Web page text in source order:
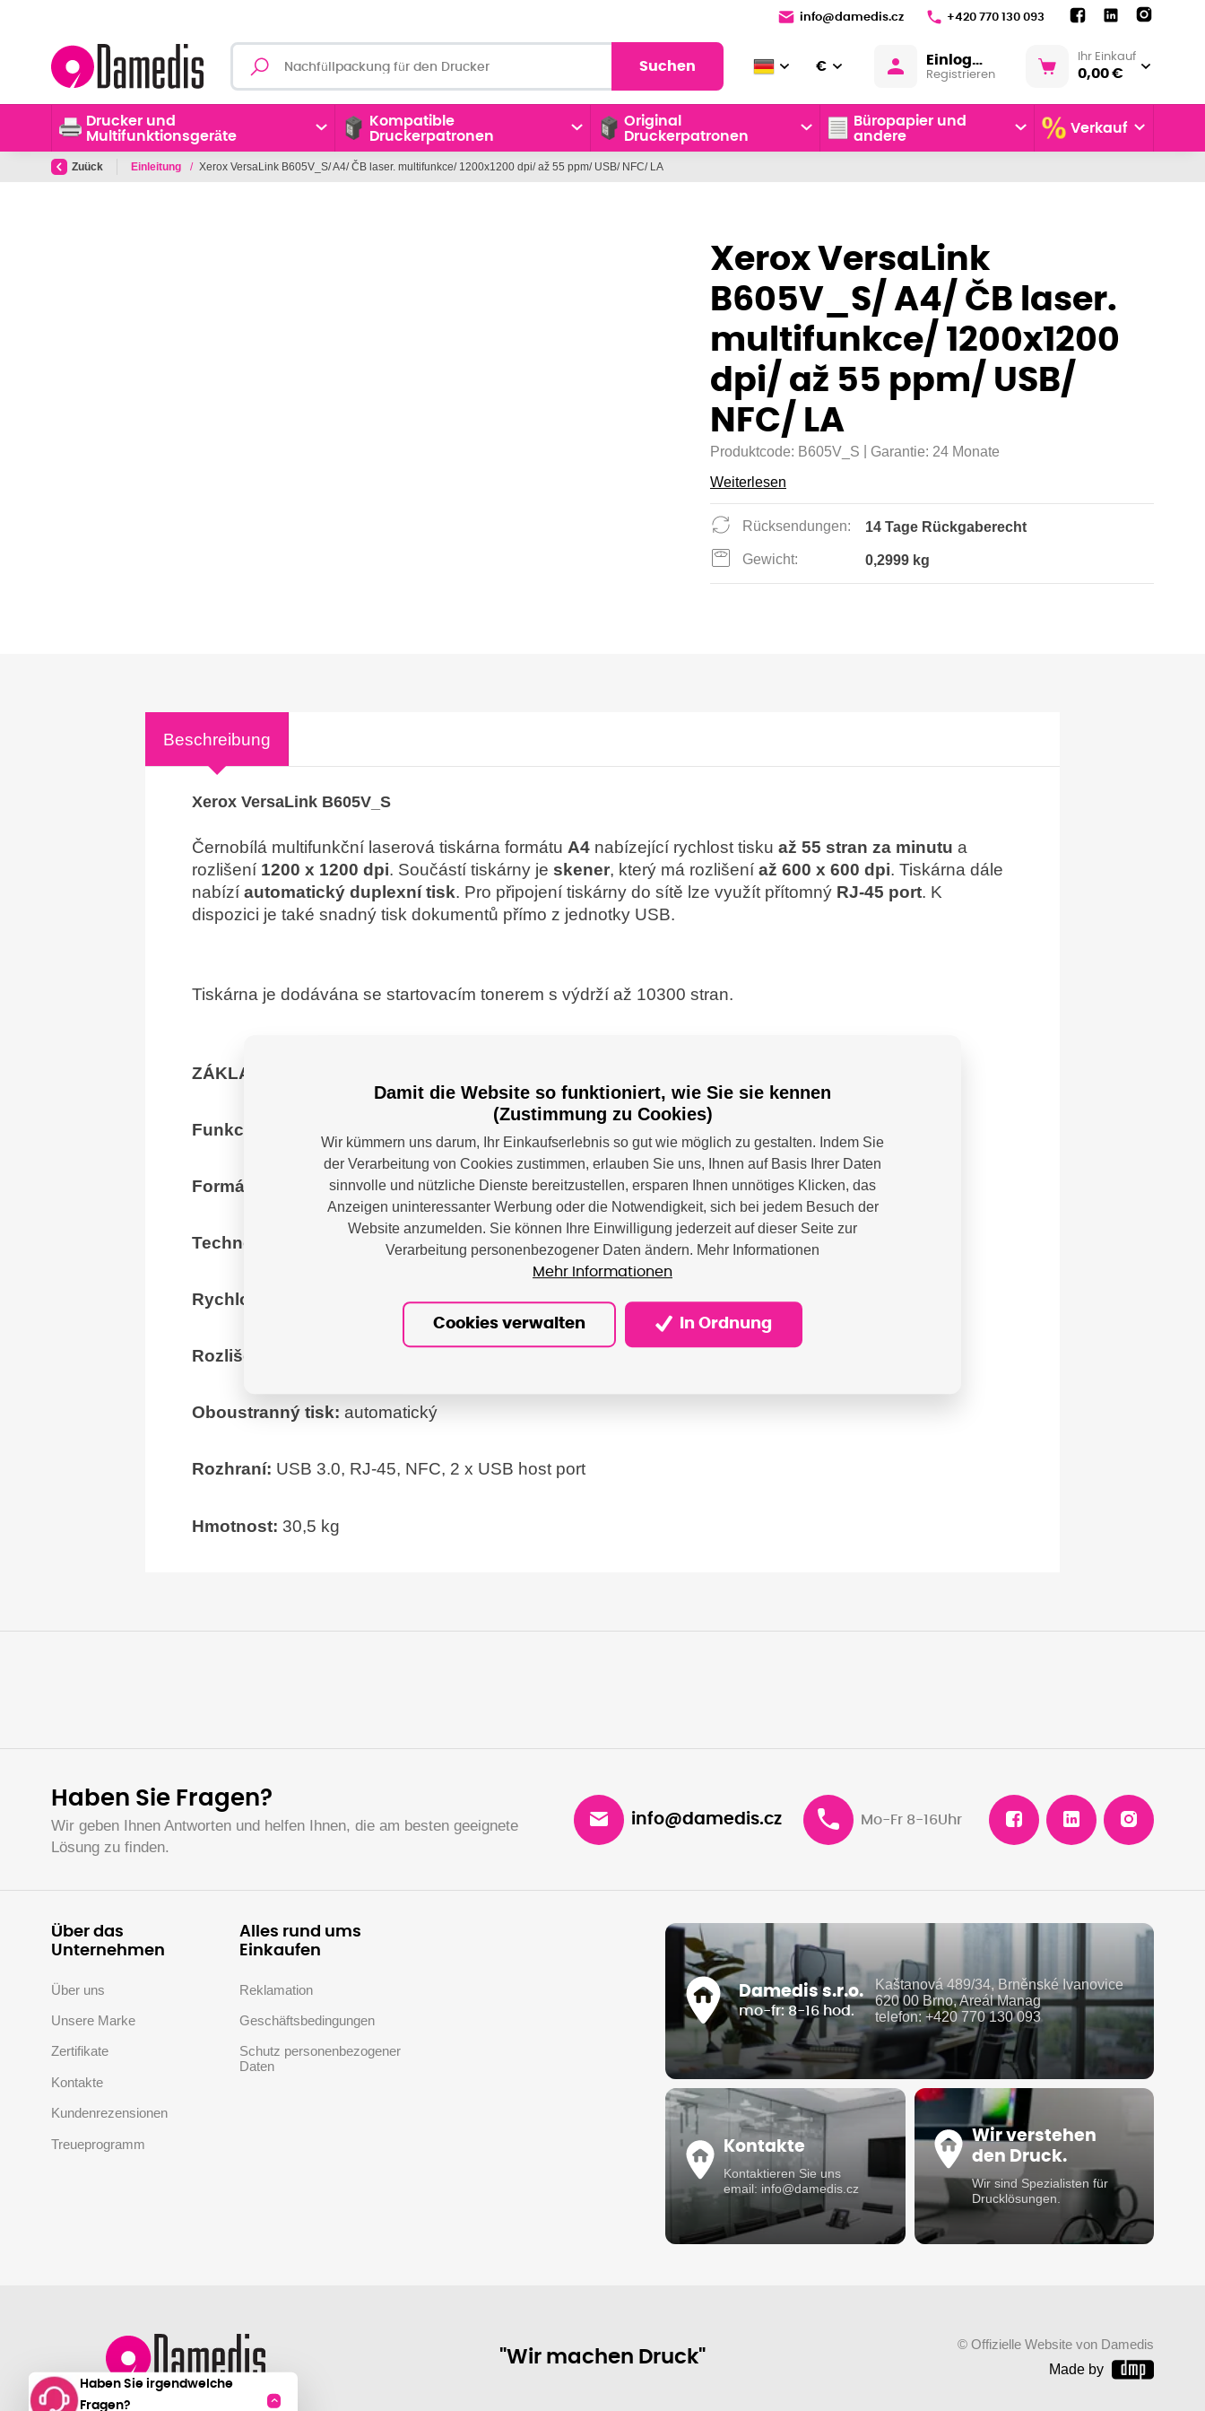
info@damedis.cz +420 770 130 093
Suchen € Einloggen
Registrieren
Ihr Einkauf
0,00 €
Drucker und
Multifunktionsgeräte
Kompatible
Druckerpatronen
Original
Druckerpatronen
Büropapier und
andere
Verkauf
Zuück Einleitung / Xerox VersaLink B605V_S/ A4/ ČB laser. multifunkce/ 1200x1200 dpi/ až 55 ppm/ USB/ NFC/ LA
Xerox VersaLink
B605V_S/ A4/ ČB laser.
multifunkce/ 1200x1200
dpi/ až 55 ppm/ USB/
NFC/ LA
Produktcode: B605V_S Garantie: 24 Monate
Weiterlesen
Rücksendungen: 14 Tage Rückgaberecht
Gewicht: 0,2999 kg
Beschreibung
Xerox VersaLink B605V_S
Černobílá multifunkční laserová tiskárna formátuA4 nabízející rychlost tiskuaž 55 stran za minutu a
rozlišení 1200 x 1200 dpi. Součástí tiskárny je skener, který má rozlišeníaž 600 x 600 dpi. Tiskárna dále
nabízíautomatický duplexní tisk. Pro připojení tiskárny do sítě lze využít přítomný RJ-45 port. K
dispozici je také snadný tisk dokumentů přímo z jednotky USB.
Tiskárna je dodávána se startovacím tonerem s výdrží až 10300 stran.
ZÁKLADNÍ SPECIFIKACE
Funkce: černobílý tisk, kopírování, skenování
Formát tiskárny: A4
Technologie tisku: laser
Rychlost tisku: 55 str./ min.
Rozlišení tisku:
Oboustranný tisk: automatický
Rozhraní: USB 3.0, RJ-45, NFC, 2 x USB host port
Hmotnost: 30,5 kg
Haben Sie irgendwelche
Fragen?
Haben Sie Fragen?
Wir geben Ihnen Antworten und helfen Ihnen, die am besten geeignete
Lösung zu finden.
info@damedis.cz Mo-Fr 8-16Uhr
Über das
Unternehmen
Über uns
Unsere Marke
Zertifikate
Kontakte
Kundenrezensionen
Treueprogramm
Alles rund ums
Einkaufen
Reklamation
Geschäftsbedingungen
Schutz personenbezogener
Daten
Damedis s.r.o.
mo-fr: 8-16 hod.
Kaštanová 489/34, Brněnské Ivanovice
620 00 Brno, Areál Manag
telefon: +420 770 130 093
Kontakte
Kontaktieren Sie uns
email: info@damedis.cz
Wir verstehen
den Druck.
Wir sind Spezialisten für
Drucklösungen.
"Wir machen Druck"
© Offizielle Website von Damedis
Made by
Damit die Website so funktioniert, wie Sie sie kennen
(Zustimmung zu Cookies)
Wir kümmern uns darum, Ihr Einkaufserlebnis so gut wie möglich zu gestalten. Indem Sie
der Verarbeitung von Cookies zustimmen, erlauben Sie uns, Ihnen auf Basis Ihrer Daten
sinnvolle und nützliche Dienste bereitzustellen, ersparen Ihnen unnötiges Klicken, das
Anzeigen uninteressanter Werbung oder die Notwendigkeit, sich bei jedem Besuch der
Website anzumelden. Sie können Ihre Einwilligung jederzeit auf dieser Seite zur
Verarbeitung personenbezogener Daten ändern. Mehr Informationen
Mehr Informationen
Cookies verwalten In Ordnung